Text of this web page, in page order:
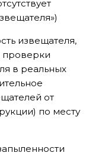
извещателя,
проверки
в реальных
от
по месту